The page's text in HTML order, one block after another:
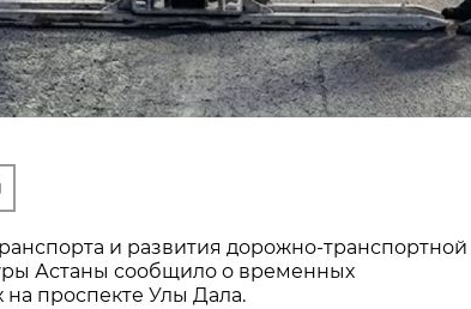
и развития дорожно-транспортной
Астаны сообщило о временных
на проспекте Улы Дала.